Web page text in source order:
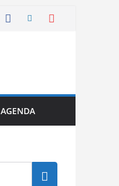
AGENDA